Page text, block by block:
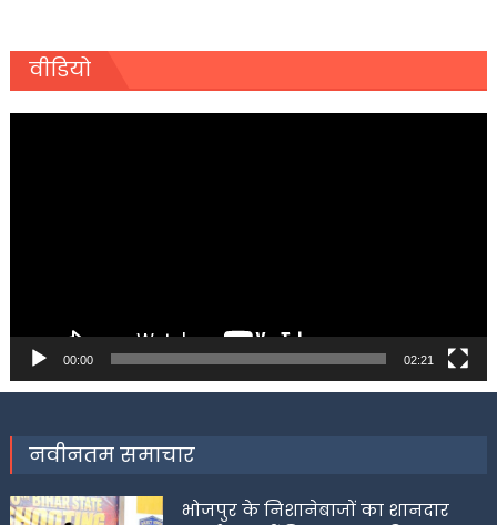
वीडियो
00:00 02:21
नवीनतम समाचार
भोजपुर के निशानेबाजों का शानदार